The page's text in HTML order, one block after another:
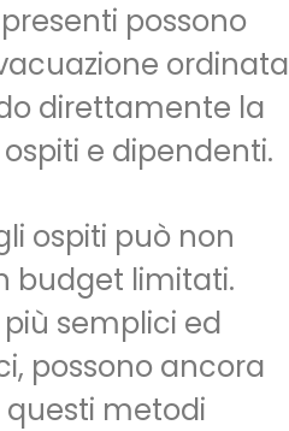
possono
ordinata
direttamente la
e dipendenti.
ospiti può non
budget limitati.
semplici ed
possono ancora
metodi